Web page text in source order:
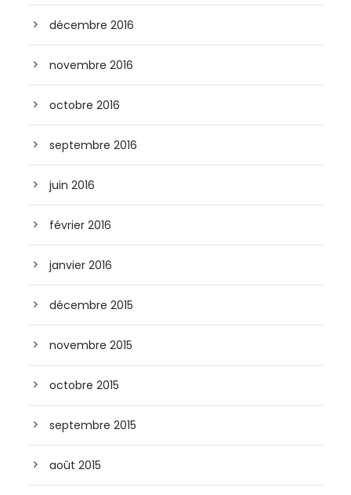
décembre 2016
novembre 2016
octobre 2016
septembre 2016
juin 2016
février 2016
janvier 2016
décembre 2015
novembre 2015
octobre 2015
septembre 2015
août 2015